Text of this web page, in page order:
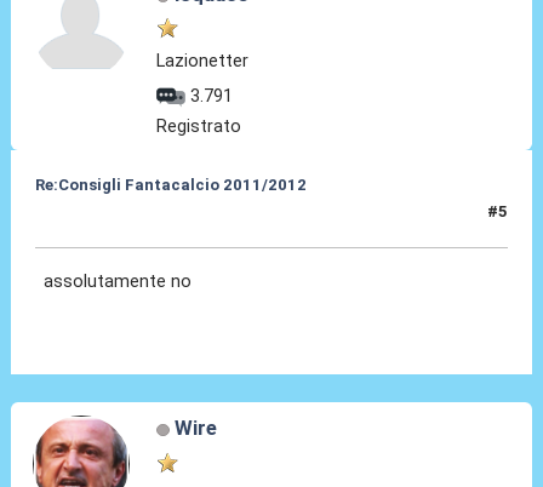
Lazionetter
3.791
Registrato
Re:Consigli Fantacalcio 2011/2012
#5
assolutamente no
Wire